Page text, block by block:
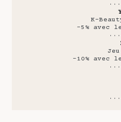
K-
-5% avec le
-10% avec le